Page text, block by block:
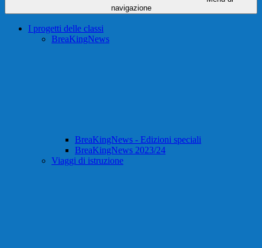
navigazione
I progetti delle classi
BreaKingNews
BreaKingNews - Edizioni speciali
BreaKingNews 2023/24
Viaggi di istruzione